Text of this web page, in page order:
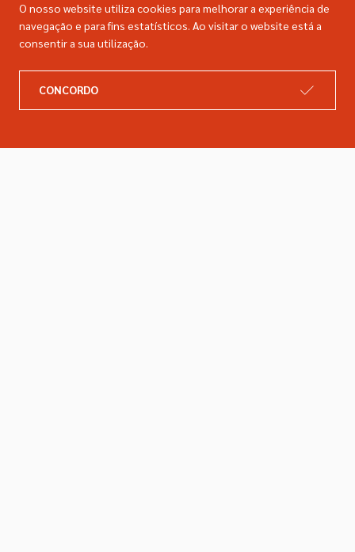
Catálogo
O nosso website utiliza cookies para melhorar a experiência de
navegação e para fins estatísticos. Ao visitar o website está a
consentir a sua utilização.
CONCORDO